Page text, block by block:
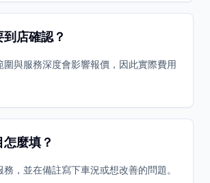
店確認？
圍與服務深度會影響報價，因此實際費用
麼填？
，並在備註寫下車況或想改善的問題。